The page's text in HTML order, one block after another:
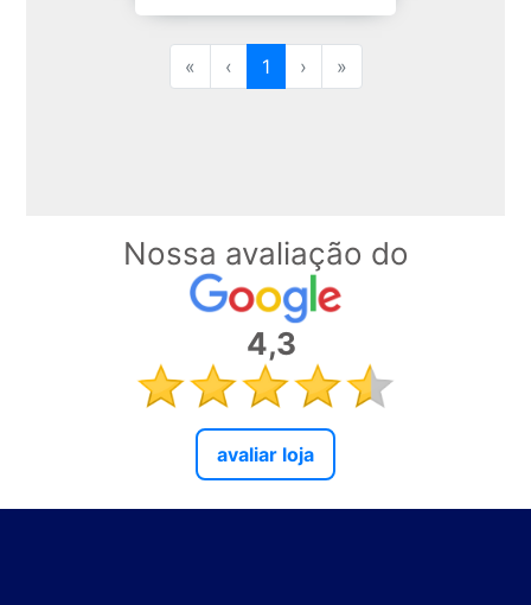
« ‹ 1 › »
Nossa avaliação do
4,3
avaliar loja